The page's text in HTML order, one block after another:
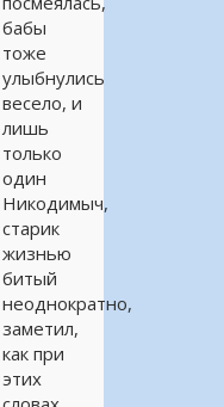
бабы
тоже
улыбнулись
весело, и
лишь
только
один
Никодимыч,
старик
жизнью
битый
неоднократно,
заметил,
как при
этих